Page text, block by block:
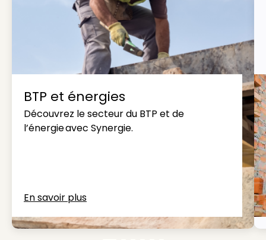
BTP et énergies
Découvrez le secteur du BTP et de
l’énergie avec Synergie.
En savoir plus